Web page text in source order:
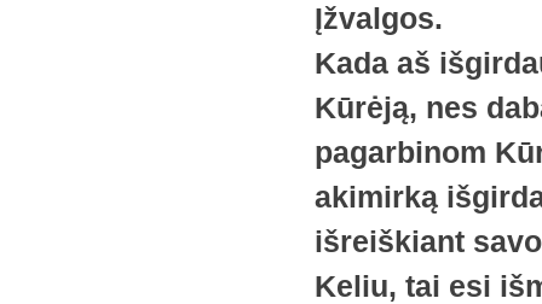
Įžvalgos.
Kada aš
Kūrėją, nes
pagarbinom
akimirką
išreiškiant
Keliu, tai esi